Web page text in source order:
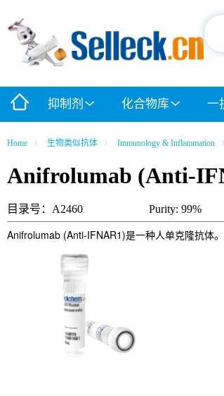
抑制剂 化合物库 一
Home 生物类似抗体 Immunology & Inflammation
Anifrolumab (Anti-
目录号：A2460 Purity: 99%
Anifrolumab (Anti-IFNAR1)是一种人单克隆抗体